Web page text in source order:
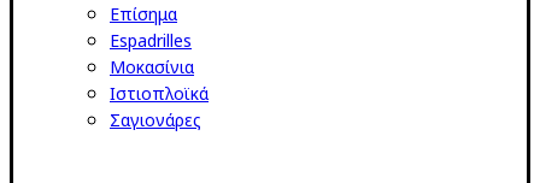
Επίσημα
Espadrilles
Μοκασίνια
Ιστιοπλοϊκά
Σαγιονάρες